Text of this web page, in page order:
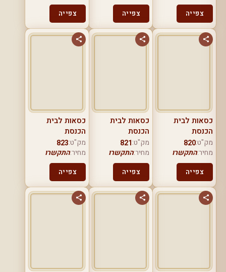
צפייה צפייה צפייה
כסאות לבית
הכנסת
מק"ט:820
מחיר:התקשרו
צפייה
כסאות לבית
הכנסת
מק"ט:821
מחיר:התקשרו
צפייה
כסאות לבית
הכנסת
מק"ט:823
מחיר:התקשרו
צפייה